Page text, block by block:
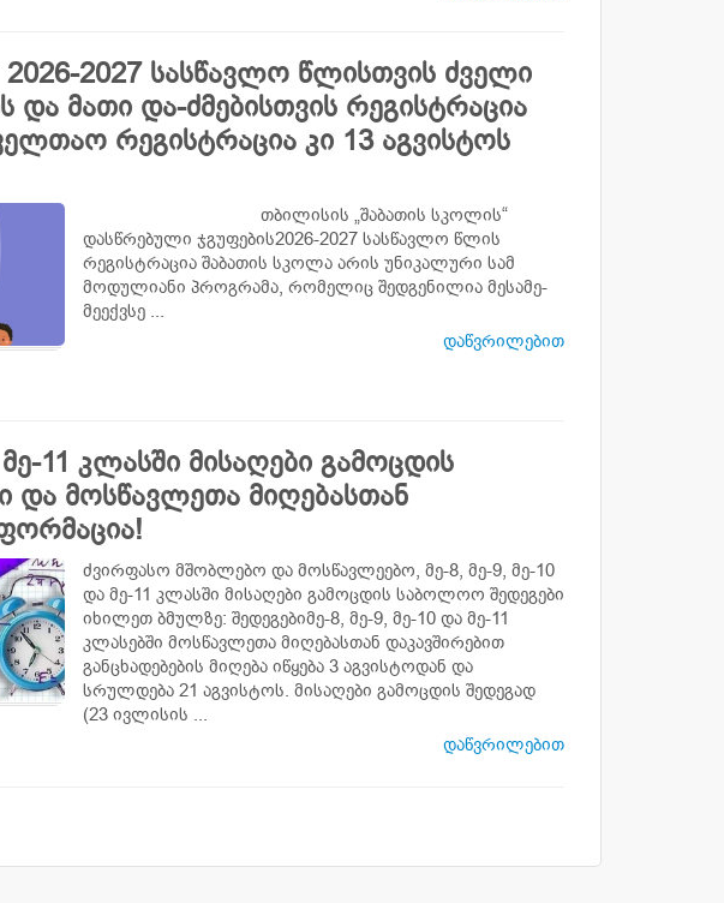
2026-2027 სასწავლო წლისთვის ძველი
და მათი და-ძმებისთვის რეგისტრაცია
რეგისტრაცია კი 13 აგვისტოს
თბილისის „შაბათის სკოლის“
დასწრებული ჯგუფების2026-2027 სასწავლო წლის
რეგისტრაცია შაბათის სკოლა არის უნიკალური სამ
მოდულიანი პროგრამა, რომელიც შედგენილია მესამე-
მეექვსე ...
დაწვრილებით
11 კლასში მისაღები გამოცდის
და მოსწავლეთა მიღებასთან
ძვირფასო მშობლებო და მოსწავლეებო, მე-8, მე-9, მე-10
და მე-11 კლასში მისაღები გამოცდის საბოლოო შედეგები
იხილეთ ბმულზე: შედეგებიმე-8, მე-9, მე-10 და მე-11
კლასებში მოსწავლეთა მიღებასთან დაკავშირებით
განცხადებების მიღება იწყება 3 აგვისტოდან და
სრულდება 21 აგვისტოს. მისაღები გამოცდის შედეგად
(23 ივლისის ...
დაწვრილებით